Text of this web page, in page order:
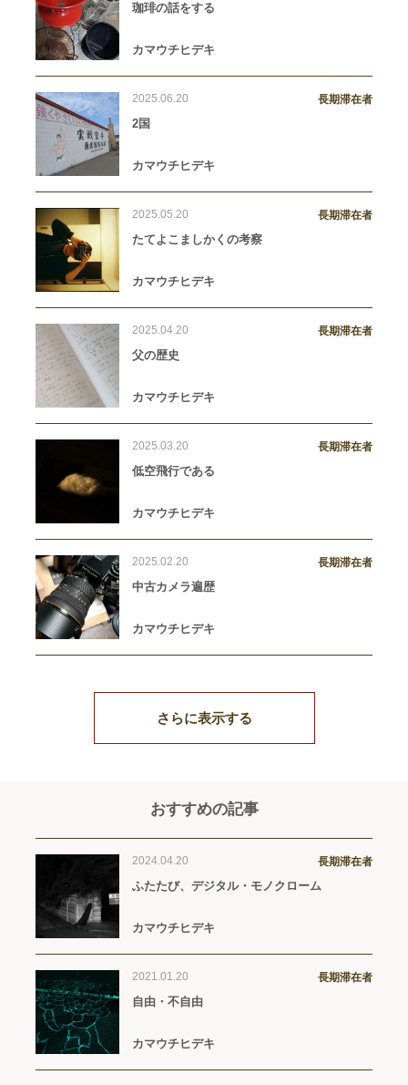
珈琲の話をする
カマウチヒデキ
2025.06.20 長期滞在者
2国
カマウチヒデキ
2025.05.20 長期滞在者
たてよこましかくの考察
カマウチヒデキ
2025.04.20 長期滞在者
父の歴史
カマウチヒデキ
2025.03.20 長期滞在者
低空飛行である
カマウチヒデキ
2025.02.20 長期滞在者
中古カメラ遍歴
カマウチヒデキ
さらに表示する
おすすめの記事
2024.04.20 長期滞在者
ふたたび、デジタル・モノクローム
カマウチヒデキ
2021.01.20 長期滞在者
自由・不自由
カマウチヒデキ